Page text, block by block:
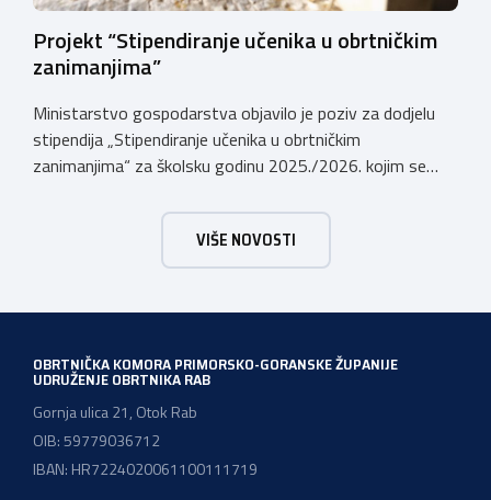
Projekt “Stipendiranje učenika u obrtničkim
zanimanjima”
Ministarstvo gospodarstva objavilo je poziv za dodjelu
stipendija „Stipendiranje učenika u obrtničkim
zanimanjima“ za školsku godinu 2025./2026. kojim se
2025./2026. obrazuju temeljem programa/kurikula u
trogodišnjem trajanju za stjecanje deficitarnih obrtničkih
zanimanja, sukladno Preporukama za obrazovnu upisnu
VIŠE NOVOSTI
OBRTNIČKA KOMORA PRIMORSKO-GORANSKE ŽUPANIJE
UDRUŽENJE OBRTNIKA RAB
Gornja ulica 21, Otok Rab
OIB: 59779036712
IBAN: HR7224020061100111719